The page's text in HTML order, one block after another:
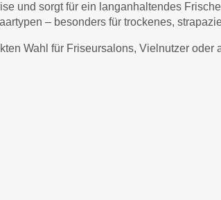
und sorgt für ein langanhaltendes
– besonders für trockenes,
Wahl für Friseursalons, Vielnutzer